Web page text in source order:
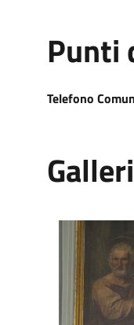
Punti
Telefono
Dipinto